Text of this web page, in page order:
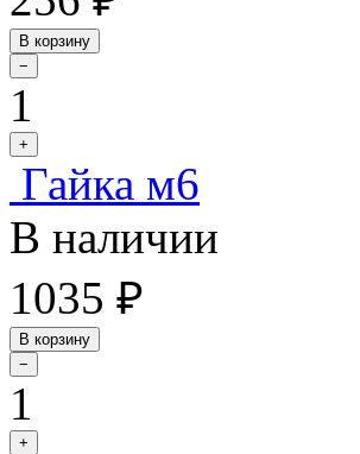
В корзину
−
1
+
Гайка м6
В наличии
1035 ₽
В корзину
−
1
+